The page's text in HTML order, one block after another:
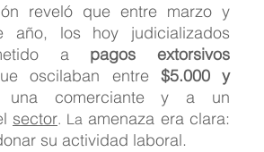
reveló que entre marzo y
año, los hoy judicializados
a pagos extorsivos
oscilaban entre $5.000 y
comerciante y a un
sector. La amenaza era clara:
su actividad laboral.